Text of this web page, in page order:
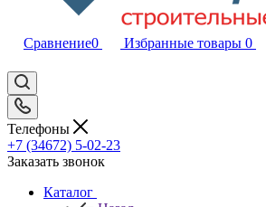
Сравнение0 Избранные товары 0
Телефоны
+7 (34672) 5-02-23
Заказать звонок
Каталог